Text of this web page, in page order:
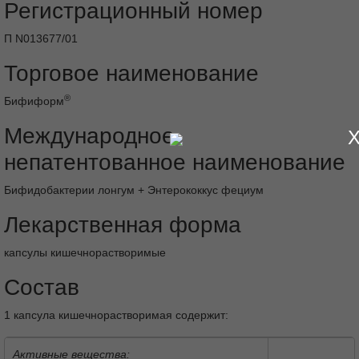
Регистрационный номер
П N013677/01
Торговое наименование
Бифиформ®
Международное
непатентованное наименование
Бифидобактерии лонгум + Энтерококкус фециум
Лекарственная форма
капсулы кишечнорастворимые
Состав
1 капсула кишечнорастворимая содержит:
Активные вещества: